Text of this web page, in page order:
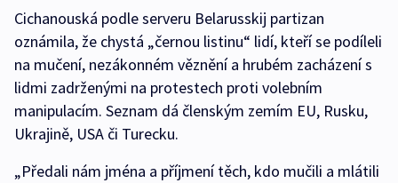
Cichanouská podle serveru Belarusskij partizan
oznámila, že chystá „černou listinu“ lidí, kteří se podíleli
na mučení, nezákonném věznění a hrubém zacházení s
lidmi zadrženými na protestech proti volebním
manipulacím. Seznam dá členským zemím EU, Rusku,
Ukrajině, USA či Turecku.
„Předali nám jména a příjmení těch, kdo mučili a mlátili